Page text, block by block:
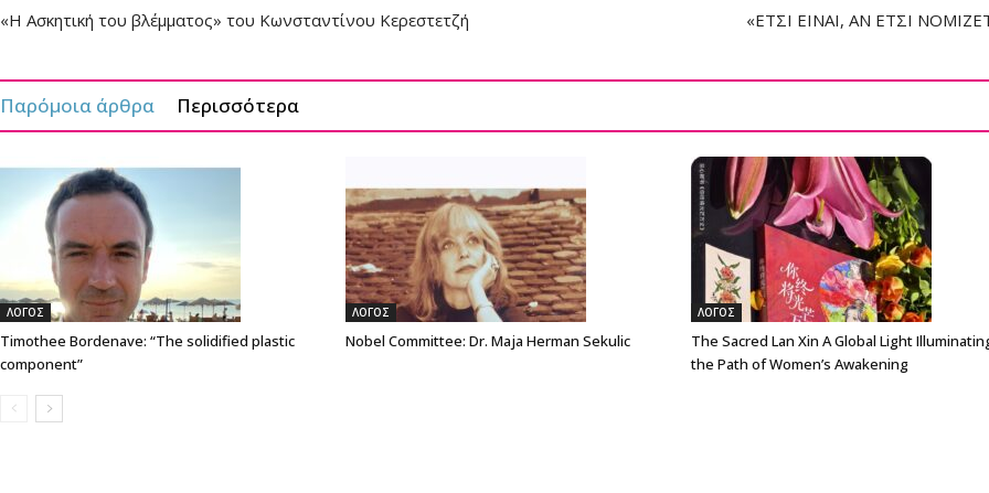
«Η Ασκητική του βλέμματος» του Κωνσταντίνου Κερεστετζή «ΕΤΣΙ ΕΙΝΑΙ, ΑΝ ΕΤΣΙ
Παρόμοια άρθρα Περισσότερα
ΛΟΓΟΣ
Timothee Bordenave: “The solidified plastic
component”
ΛΟΓΟΣ
Nobel Committee: Dr. Maja Herman Sekulic
ΛΟΓΟΣ
The Sacred Lan Xin A Global Light
the Path of Women’s Awakening